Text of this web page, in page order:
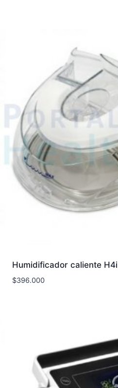
Humidificador caliente H4i
$396.000